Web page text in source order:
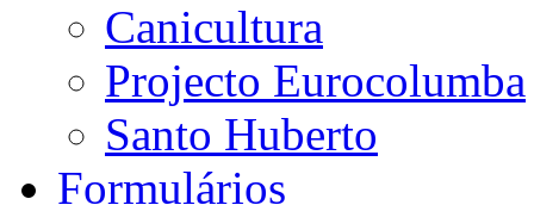
Canicultura
Projecto Eurocolumba
Santo Huberto
Formulários